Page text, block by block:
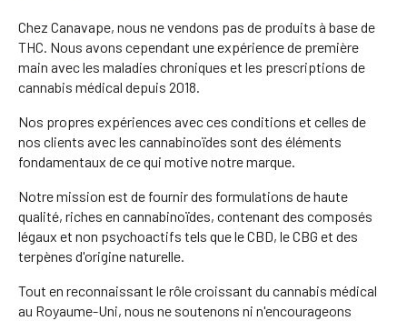
Chez Canavape, nous ne vendons pas de produits à base de
THC. Nous avons cependant une expérience de première
main avec les maladies chroniques et les prescriptions de
cannabis médical depuis 2018.
Nos propres expériences avec ces conditions et celles de
nos clients avec les cannabinoïdes sont des éléments
fondamentaux de ce qui motive notre marque.
Notre mission est de fournir des formulations de haute
qualité, riches en cannabinoïdes, contenant des composés
légaux et non psychoactifs tels que le CBD, le CBG et des
terpènes d'origine naturelle.
Tout en reconnaissant le rôle croissant du cannabis médical
au Royaume-Uni, nous ne soutenons ni n'encourageons